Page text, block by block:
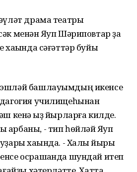
драма театры
менән Яҡуп Шәриповтар ҙа
хаҡында сәғәттәр буйы
башлауымдың икенсе
училищеһынан
кенә ҡыҙ йырларға килде.
- тип һөйләй Яҡуп
хаҡында. - Халыҡ йыры
осрашҡанда шундай итеп